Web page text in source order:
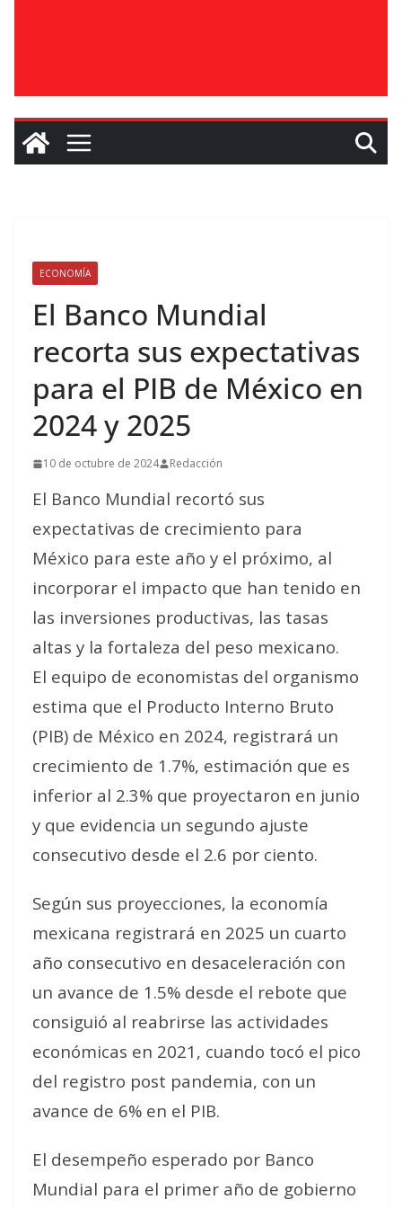
ECONOMÍA
El Banco Mundial
recorta sus expectativas
para el PIB de México en
2024 y 2025
10 de octubre de 2024 Redacción
El Banco Mundial recortó sus
expectativas de crecimiento para
México para este año y el próximo, al
incorporar el impacto que han tenido en
las inversiones productivas, las tasas
altas y la fortaleza del peso mexicano.
El equipo de economistas del organismo
estima que el Producto Interno Bruto
(PIB) de México en 2024, registrará un
crecimiento de 1.7%, estimación que es
inferior al 2.3% que proyectaron en junio
y que evidencia un segundo ajuste
consecutivo desde el 2.6 por ciento.
Según sus proyecciones, la economía
mexicana registrará en 2025 un cuarto
año consecutivo en desaceleración con
un avance de 1.5% desde el rebote que
consiguió al reabrirse las actividades
económicas en 2021, cuando tocó el pico
del registro post pandemia, con un
avance de 6% en el PIB.
El desempeño esperado por Banco
Mundial para el primer año de gobierno